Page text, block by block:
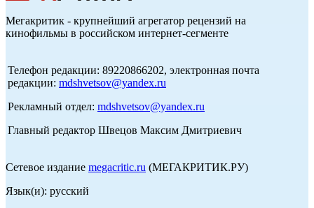
Мегакритик - крупнейший агрегатор рецензий на
кинофильмы в российском интернет-сегменте
Телефон редакции: 89220866202, электронная почта
редакции: mdshvetsov@yandex.ru
Рекламный отдел: mdshvetsov@yandex.ru
Главный редактор Швецов Максим Дмитриевич
Сетевое издание megacritic.ru (МЕГАКРИТИК.РУ)
Язык(и): русский